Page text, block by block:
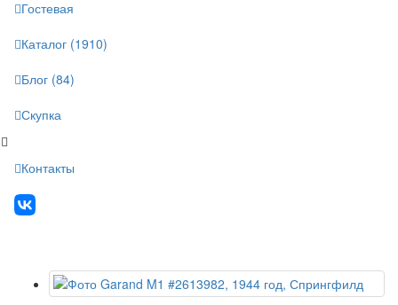
Гостевая
Каталог (1910)
Блог (84)
Скупка
Контакты